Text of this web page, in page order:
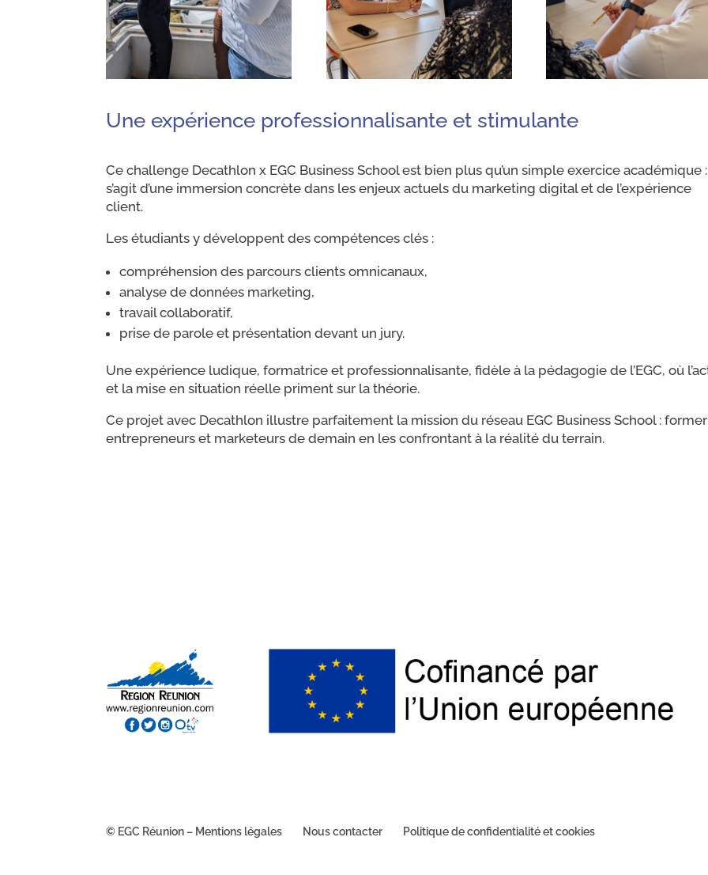
Une expérience professionnalisante et stimulante
Ce challenge Decathlon x EGC Business School est bien plus qu’un simple exercice académique
s’agit d’une immersion concrète dans les enjeux actuels du marketing digital et de l’expérience
client.
Les étudiants y développent des compétences clés :
compréhension des parcours clients omnicanaux,
analyse de données marketing,
travail collaboratif,
prise de parole et présentation devant un jury.
Une expérience ludique, formatrice et professionnalisante, fidèle à la pédagogie de l’EGC, où
et la mise en situation réelle priment sur la théorie.
Ce projet avec Decathlon illustre parfaitement la mission du réseau EGC Business School :
entrepreneurs et marketeurs de demain en les confrontant à la réalité du terrain.
© EGC Réunion – Mentions légales Nous contacter Politique de confidentialité et cookies